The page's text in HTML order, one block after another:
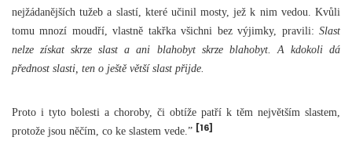
nejžádanějších tužeb a slastí, které učinil mosty, jež k nim vedou. Kvůli
tomu mnozí moudří, vlastně takřka všichni bez výjimky, pravili: Slast
nelze získat skrze slast a ani blahobyt skrze blahobyt. A kdokoli dá
přednost slasti, ten o ještě větší slast přijde.
Proto i tyto bolesti a choroby, či obtíže patří k těm největším slastem,
protože jsou něčím, co ke slastem vede.” [16]